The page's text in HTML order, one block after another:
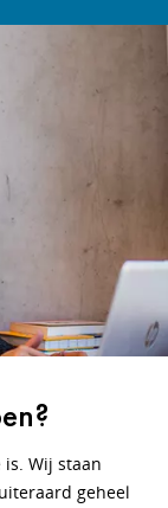
Wij staan
geheel